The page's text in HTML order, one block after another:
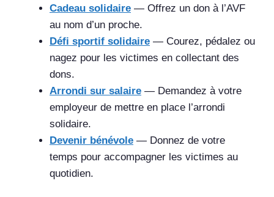
Cadeau solidaire — Offrez un don à l’AVF
au nom d’un proche.
Défi sportif solidaire — Courez, pédalez ou
nagez pour les victimes en collectant des
dons.
Arrondi sur salaire — Demandez à votre
employeur de mettre en place l’arrondi
solidaire.
Devenir bénévole — Donnez de votre
temps pour accompagner les victimes au
quotidien.